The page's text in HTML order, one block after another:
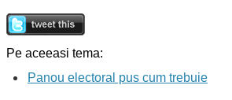
Pe aceeasi tema:
Panou electoral pus cum trebuie